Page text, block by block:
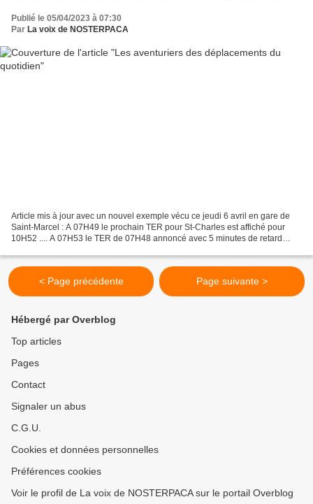
Publié le 05/04/2023 à 07:30
Par La voix de NOSTERPACA
Article mis à jour avec un nouvel exemple vécu ce jeudi 6 avril en gare de
Saint-Marcel : A 07H49 le prochain TER pour St-Charles est affiché pour
10H52 .... A 07H53 le TER de 07H48 annoncé avec 5 minutes de retard
< Page précédente Page suivante >
Hébergé par Overblog
Top articles
Pages
Contact
Signaler un abus
C.G.U.
Cookies et données personnelles
Préférences cookies
Voir le profil de La voix de NOSTERPACA sur le portail Overblog